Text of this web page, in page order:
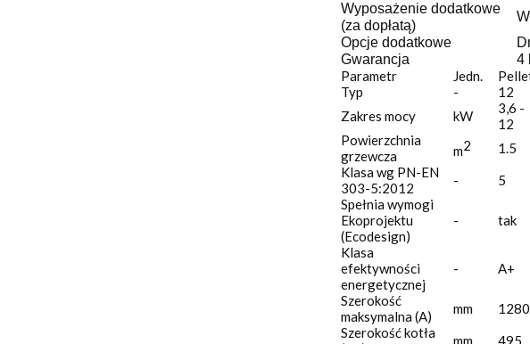
Wyposażenie dodatkowe
(za dopłatą)
Opcje dodatkowe
Gwarancja
4
Parametr Jedn.
Typ
- 12
Zakres mocy
kW
3,6 -
12
Powierzchnia
grzewcza
m2 1.5
Klasa wg PN-EN
303-5:2012
- 5
Spełnia wymogi
Ekoprojektu
(Ecodesign)
- tak
Klasa
efektywności
energetycznej
- A+
Szerokość
maksymalna (A)
mm 1280
Szerokość kotła
mm 495